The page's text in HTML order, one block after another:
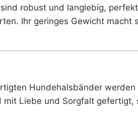
robust und langlebig,
Ihr geringes Gewicht
Hundehalsbänder
Liebe und Sorgfalt